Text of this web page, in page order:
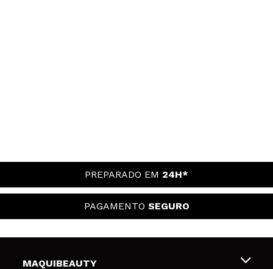
PREPARADO EM 24H*
PAGAMENTO SEGURO
MAQUIBEAUTY